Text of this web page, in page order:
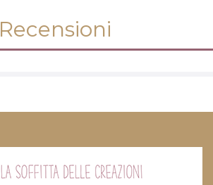
Recensioni